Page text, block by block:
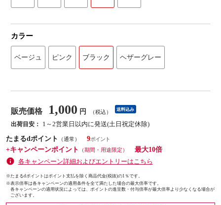
カラー
ベージュ ピンク ブラック ヘザーグレー
販売価格 1,000 円 （税込） 送料込み
出荷目安：
1～2営業日以内に発送(土日祝定休除)
たまるdポイント
（通常）
9
+キャンペーンポイント
（期間・用途限定）
最大10倍
各キャンペーン詳細およびエントリーはこちら
※たまるdポイントはポイント支払を除く商品代金(税抜)の1％です。
※表示倍率は各キャンペーンの適用条件を全て満たした場合の最大倍率です。
各キャンペーンの適用状況によっては、ポイントの進呈数・付与倍率が最大倍率より少なくなる場合が
ございます。